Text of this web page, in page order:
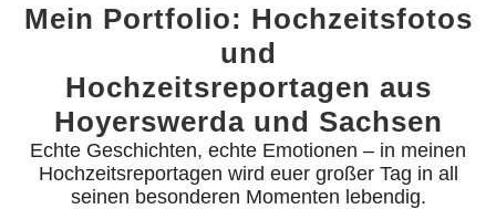
Mein Portfolio: Hochzeitsfotos
und
Hochzeitsreportagen aus
Hoyerswerda und Sachsen
Echte Geschichten, echte Emotionen – in meinen
Hochzeitsreportagen wird euer großer Tag in all
seinen besonderen Momenten lebendig.